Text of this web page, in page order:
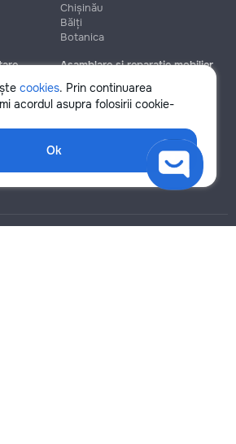
cookies. Prin continuarea
acordul asupra folosirii cookie-
Ok
Chișinău
Bălți
Botanica
Asamblare și reparație mobilier
Chișinău
Botanica